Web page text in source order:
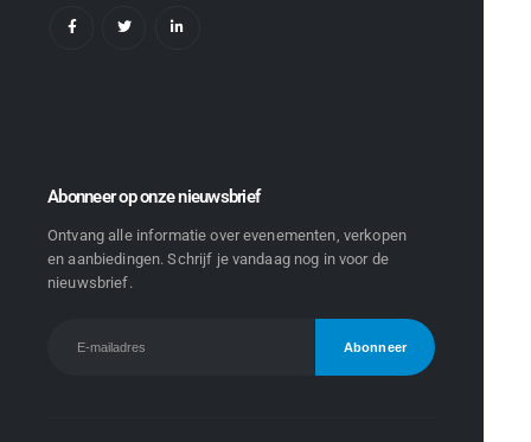
Abonneer op onze nieuwsbrief
Ontvang alle informatie over evenementen, verkopen
en aanbiedingen. Schrijf je vandaag nog in voor de
nieuwsbrief.